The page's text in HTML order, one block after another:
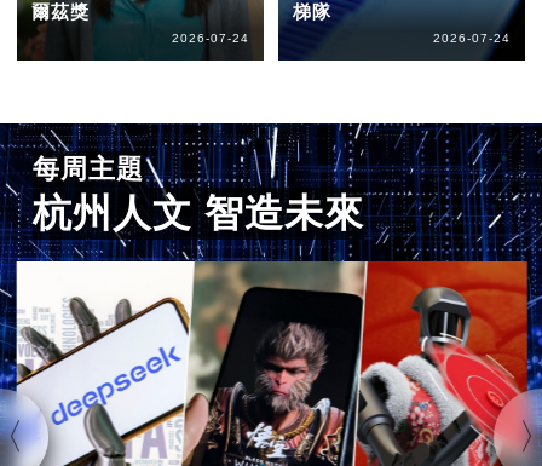
爾茲獎
2026-07-24
梯隊
2026-07-24
每周主題
杭州人文 智造未來